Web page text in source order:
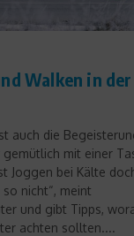
Walken in der
auch die
mit einer
Joggen bei Kälte
nicht“, meint
und gibt Tipps,
achten sollten....